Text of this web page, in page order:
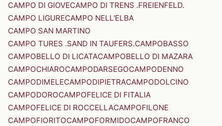
CAMPO DI GIOVECAMPO DI TRENS .FREIENFELD.
CAMPO LIGURECAMPO NELL'ELBA
CAMPO SAN MARTINO
CAMPO TURES .SAND IN TAUFERS.CAMPOBASSO
CAMPOBELLO DI LICATACAMPOBELLO DI MAZARA
CAMPOCHIAROCAMPODARSEGOCAMPODENNO
CAMPODIMELECAMPODIPIETRACAMPODOLCINO
CAMPODOROCAMPOFELICE DI FITALIA
CAMPOFELICE DI ROCCELLACAMPOFILONE
CAMPOFIORITOCAMPOFORMIDOCAMPOFRANCO